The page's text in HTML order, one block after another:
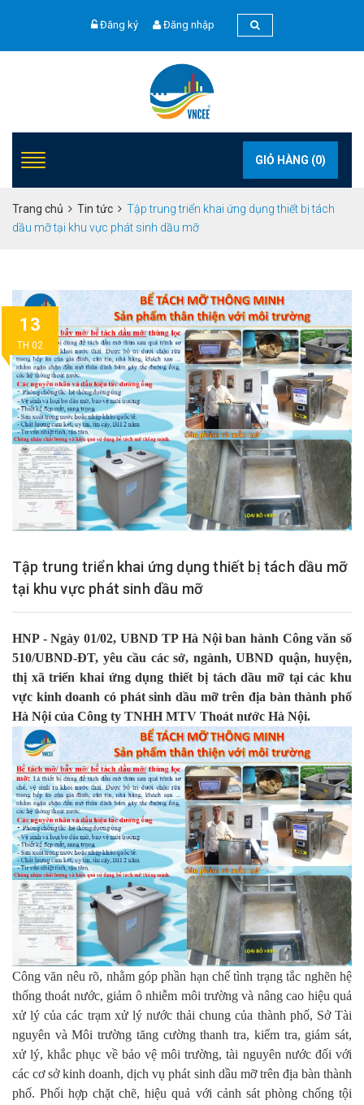
Đăng ký Đăng nhập
GIỎ HÀNG (0)
Trang chủ Tin tức
Tập trung triển khai ứng dụng thiết bị tách
dầu mỡ tại khu vực phát sinh dầu mỡ
13
TH 02
Tập trung triển khai ứng dụng thiết bị tách dầu mỡ
tại khu vực phát sinh dầu mỡ
HNP - Ngày 01/02, UBND TP Hà Nội ban hành Công văn số
510/UBND-ĐT, yêu cầu các sở, ngành, UBND quận, huyện,
thị xã triển khai ứng dụng thiết bị tách dầu mỡ tại các khu
vực kinh doanh có phát sinh dầu mỡ trên địa bàn thành phố
Hà Nội của Công ty TNHH MTV Thoát nước Hà Nội.
Công văn nêu rõ, nhằm góp phần hạn chế tình trạng tắc nghẽn hệ
thống thoát nước, giảm ô nhiễm môi trường và nâng cao hiệu quả
xử lý của các trạm xử lý nước thải chung của thành phố, Sở Tài
nguyên và Môi trường tăng cường thanh tra, kiểm tra, giám sát,
xử lý, khắc phục về bảo vệ môi trường, tài nguyên nước đối với
các cơ sở kinh doanh, dịch vụ phát sinh dầu mỡ trên địa bàn thành
phố. Phối hợp chặt chẽ, hiệu quả với cảnh sát phòng chống tội